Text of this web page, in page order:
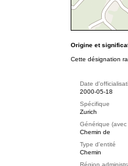
Origine et
Cette désignation
Date
2000-05-18
Spécifique
Zurich
Générique
Chemin de
Type d'entité
Chemin
Région